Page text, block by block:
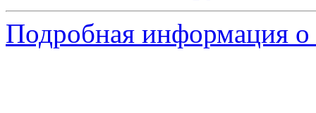
Подробная информация о